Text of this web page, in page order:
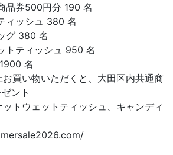
品券500円分 190 名
ィッシュ 380 名
グ 380 名
トティッシュ 950 名
名
お買い物いただくと、大田区内共通商
ント
トウェットティッシュ、キャンディ